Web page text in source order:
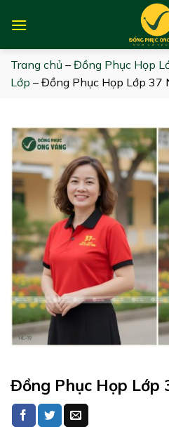
Trang chủ – Đồng Phục Họp
Lớp – Đồng Phục Họp Lớp 37
Đồng Phục Họp Lớp